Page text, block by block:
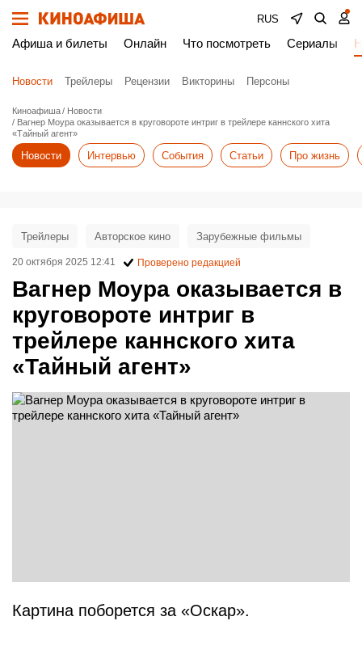
RUS
Афиша и билеты Онлайн Что посмотреть Сериалы
Новости Трейлеры Рецензии Викторины Персоны
Киноафиша
Новости
Вагнер Моура оказывается в круговороте интриг в трейлере каннского хита
«Тайный агент»
Новости Интервью События Статьи Про жизнь
Вагнер Моура оказывается в
круговороте интриг в
трейлере каннского хита
«Тайный агент»
Трейлеры Авторское кино Зарубежные фильмы
20 октября 2025 12:41 Проверено редакцией
Картина поборется за «Оскар».